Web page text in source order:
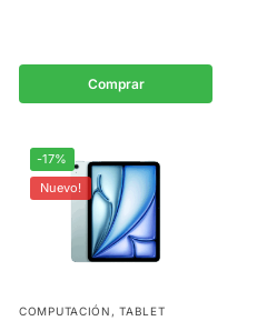
Comprar
-17%
Nuevo!
COMPUTACIÓN ,TABLET